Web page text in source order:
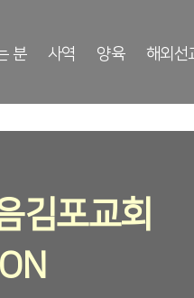
분 사역 양육 해외선
김포교회